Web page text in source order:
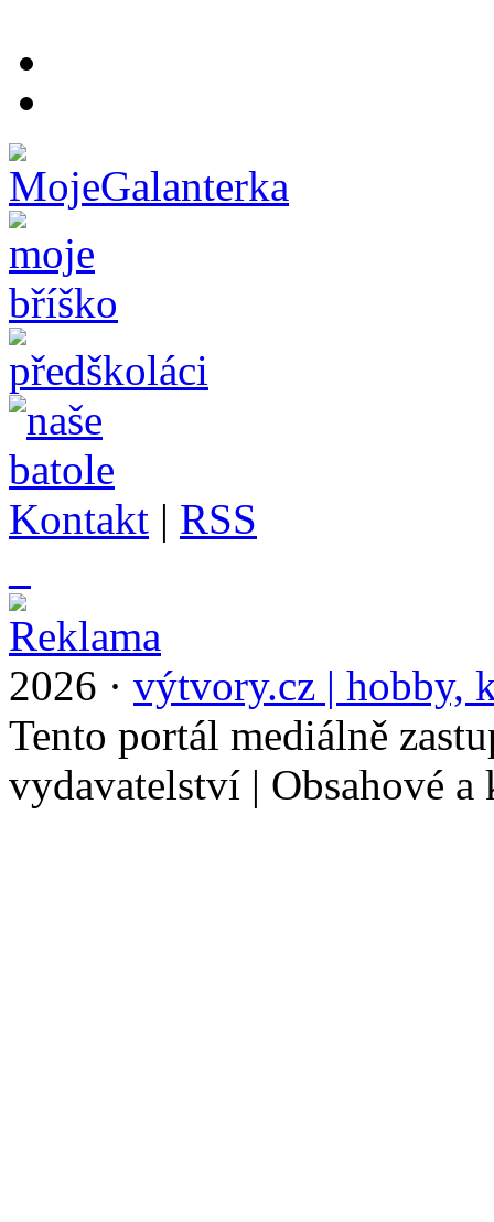
Kontakt | RSS
2026 · výtvory.cz | hobby,
Tento portál mediálně
vydavatelství | Obsahové